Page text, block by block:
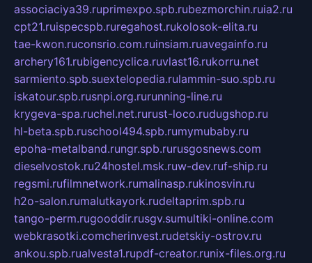
associaciya39.ruprimexpo.spb.rubezmorchin.ruia2.ru
cpt21.ruispecspb.ruregahost.rukolosok-elita.ru
tae-kwon.ruconsrio.com.ruinsiam.ruavegainfo.ru
archery161.rubigencyclica.ruvlast16.rukorru.net
sarmiento.spb.suextelopedia.rulammin-suo.spb.ru
iskatour.spb.rusnpi.org.rurunning-line.ru
krygeva-spa.ruchel.net.rurust-loco.rudugshop.ru
hl-beta.spb.ruschool494.spb.rumymubaby.ru
epoha-metalband.rungr.spb.rurusgosnews.com
dieselvostok.ru24hostel.msk.ruw-dev.ruf-ship.ru
regsmi.rufilmnetwork.rumalinasp.rukinosvin.ru
h2o-salon.rumalutkayork.rudeltaprim.spb.ru
tango-perm.rugooddir.rusgv.sumultiki-online.com
webkrasotki.comcherinvest.rudetskiy-ostrov.ru
ankou.spb.rualvesta1.rupdf-creator.runix-files.org.ru